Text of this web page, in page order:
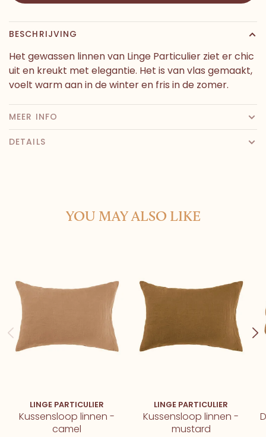
BESCHRIJVING
Het gewassen linnen van Linge Particulier ziet er chic
uit en kreukt met elegantie. Het is van vlas gemaakt,
voelt warm aan in de winter en fris in de zomer.
MEER INFO
DETAILS
YOU MAY ALSO LIKE
LINGE PARTICULIER
Kussensloop linnen -
camel
LINGE PARTICULIER
Kussensloop linnen -
mustard